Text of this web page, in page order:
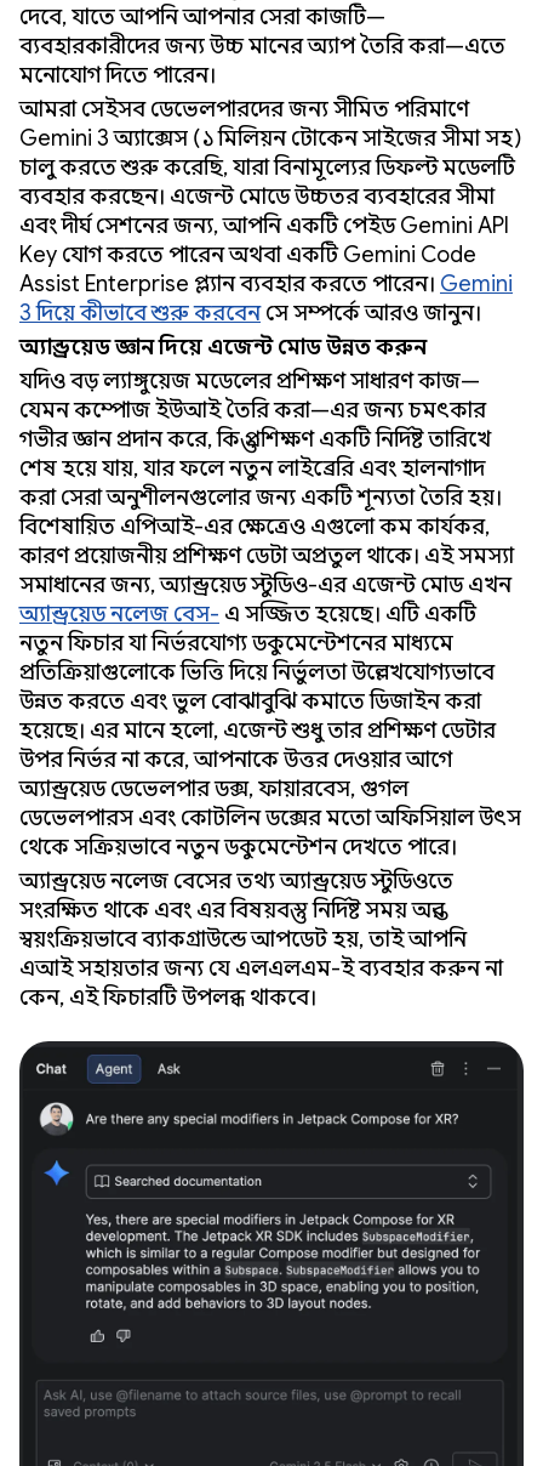
দেবে, যাতে আপনি আপনার সেরা কাজটি—
ব্যবহারকারীদের জন্য উচ্চ মানের অ্যাপ তৈরি করা—এতে
মনোযোগ দিতে পারেন।
আমরা সেইসব ডেভেলপারদের জন্য সীমিত পরিমাণে
Gemini 3 অ্যাক্সেস (১ মিলিয়ন টোকেন সাইজের সীমা সহ)
চালু করতে শুরু করেছি, যারা বিনামূল্যের ডিফল্ট মডেলটি
ব্যবহার করছেন। এজেন্ট মোডে উচ্চতর ব্যবহারের সীমা
এবং দীর্ঘ সেশনের জন্য, আপনি একটি পেইড Gemini API
Key যোগ করতে পারেন অথবা একটি Gemini Code
Assist Enterprise প্ল্যান ব্যবহার করতে পারেন। Gemini
3 দিয়ে কীভাবে শুরু করবেনসে সম্পর্কে আরও জানুন।
অ্যান্ড্রয়েড জ্ঞান দিয়ে এজেন্ট মোড উন্নত করুন
যদিও বড় ল্যাঙ্গুয়েজ মডেলের প্রশিক্ষণ সাধারণ কাজ—
যেমন কম্পোজ ইউআই তৈরি করা—এর জন্য চমৎকার
গভীর জ্ঞান প্রদান করে, কিন্তু প্রশিক্ষণ একটি নির্দিষ্ট তারিখে
শেষ হয়ে যায়, যার ফলে নতুন লাইব্রেরি এবং হালনাগাদ
করা সেরা অনুশীলনগুলোর জন্য একটি শূন্যতা তৈরি হয়।
বিশেষায়িত এপিআই-এর ক্ষেত্রেও এগুলো কম কার্যকর,
কারণ প্রয়োজনীয় প্রশিক্ষণ ডেটা অপ্রতুল থাকে। এই সমস্যা
সমাধানের জন্য, অ্যান্ড্রয়েড স্টুডিও-এর এজেন্ট মোড এখন
অ্যান্ড্রয়েড নলেজ বেস- এ সজ্জিত হয়েছে। এটি একটি
নতুন ফিচার যা নির্ভরযোগ্য ডকুমেন্টেশনের মাধ্যমে
প্রতিক্রিয়াগুলোকে ভিত্তি দিয়ে নির্ভুলতা উল্লেখযোগ্যভাবে
উন্নত করতে এবং ভুল বোঝাবুঝি কমাতে ডিজাইন করা
হয়েছে। এর মানে হলো, এজেন্ট শুধু তার প্রশিক্ষণ ডেটার
উপর নির্ভর না করে, আপনাকে উত্তর দেওয়ার আগে
অ্যান্ড্রয়েড ডেভেলপার ডক্স, ফায়ারবেস, গুগল
ডেভেলপারস এবং কোটলিন ডক্সের মতো অফিসিয়াল উৎস
থেকে সক্রিয়ভাবে নতুন ডকুমেন্টেশন দেখতে পারে।
অ্যান্ড্রয়েড নলেজ বেসের তথ্য অ্যান্ড্রয়েড স্টুডিওতে
সংরক্ষিত থাকে এবং এর বিষয়বস্তু নির্দিষ্ট সময় অন্তর
স্বয়ংক্রিয়ভাবে ব্যাকগ্রাউন্ডে আপডেট হয়, তাই আপনি
এআই সহায়তার জন্য যে এলএলএম-ই ব্যবহার করুন না
কেন, এই ফিচারটি উপলব্ধ থাকবে।